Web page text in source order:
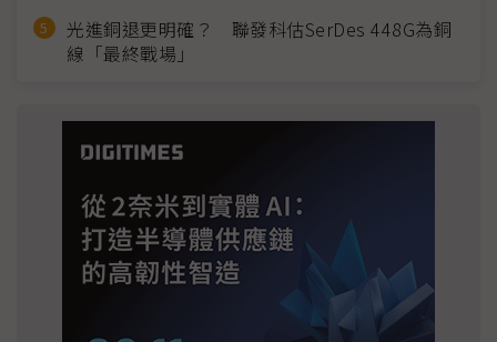
光進銅退更明確？ 聯發科估SerDes 448G為銅
線「最終戰場」